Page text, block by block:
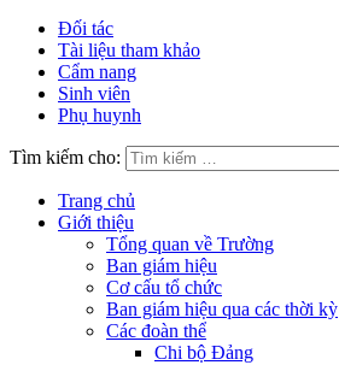
Đối tác
Tài liệu tham khảo
Cẩm nang
Sinh viên
Phụ huynh
Tìm kiếm cho:
Trang chủ
Giới thiệu
Tổng quan về Trường
Ban giám hiệu
Cơ cấu tổ chức
Ban giám hiệu qua các thời kỳ
Các đoàn thể
Chi bộ Đảng